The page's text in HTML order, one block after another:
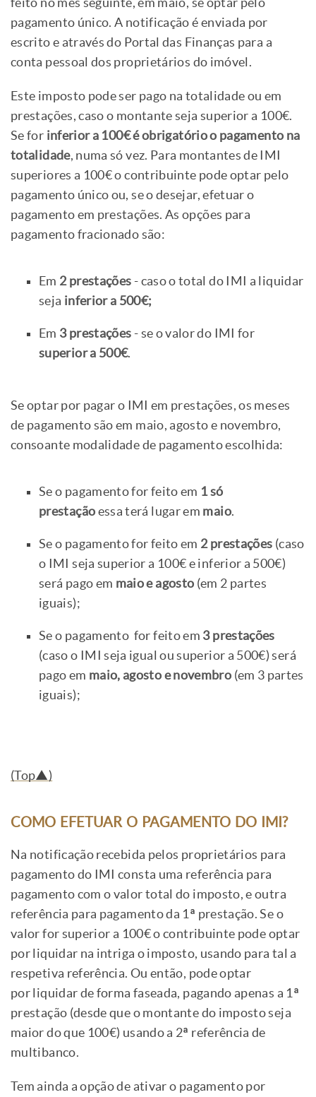
feito no mês seguinte, em maio, se optar pelo
pagamento único. A notificação é enviada por
escrito e através do Portal das Finanças para a
conta pessoal dos proprietários do imóvel.
Este imposto pode ser pago na totalidade ou em
prestações, caso o montante seja superior a 100€.
Se for inferior a 100€ é obrigatório o pagamento na
totalidade, numa só vez. Para montantes de IMI
superiores a 100€ o contribuinte pode optar pelo
pagamento único ou, se o desejar, efetuar o
pagamento em prestações. As opções para
pagamento fracionado são:
Em 2 prestações - caso o total do IMI a liquidar
seja inferior a 500€;
Em 3 prestações - se o valor do IMI for
superior a 500€.
Se optar por pagar o IMI em prestações, os meses
de pagamento são em maio, agosto e novembro,
consoante modalidade de pagamento escolhida:
Se o pagamento for feito em 1 só
prestação essa terá lugar em maio.
Se o pagamento for feito em 2 prestações (caso
o IMI seja superior a 100€ e inferior a 500€)
será pago em maio e agosto (em 2 partes
iguais);
Se o pagamento for feito em 3 prestações
(caso o IMI seja igual ou superior a 500€) será
pago em maio, agosto e novembro (em 3 partes
iguais);
(Top▲)
COMO EFETUAR O PAGAMENTO DO IMI?
Na notificação recebida pelos proprietários para
pagamento do IMI consta uma referência para
pagamento com o valor total do imposto, e outra
referência para pagamento da 1ª prestação. Se o
valor for superior a 100€ o contribuinte pode optar
por liquidar na intriga o imposto, usando para tal a
respetiva referência. Ou então, pode optar
por liquidar de forma faseada, pagando apenas a 1ª
prestação (desde que o montante do imposto seja
maior do que 100€) usando a 2ª referência de
multibanco.
Tem ainda a opção de ativar o pagamento por